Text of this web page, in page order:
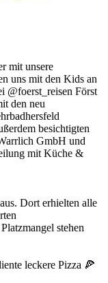
mit unsere
uns mit den Kids an
@foerst_reisen Först
den neu
besichtigten
GmbH und
mit Küche &
Dort erhielten alle
stehen
leckere Pizza 🍕